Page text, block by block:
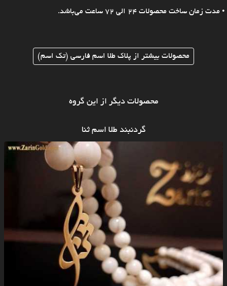
• مدت زمان ساخت محصولات 24 الی 72 ساعت می‌باشد.
محصولات بیشتر از پلاک طلا اسم فارسی (تک اسم)
محصولات دیگر از این گروه
گردنبند طلا اسم ثنا